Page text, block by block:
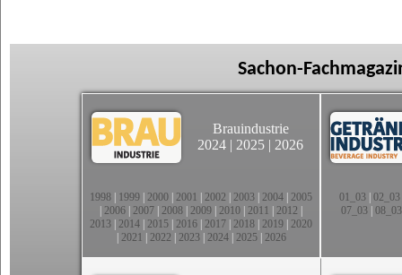
Sachon-
Brauindustrie
2024 | 2025 | 2026
1998 1999 2000 2001 2002 2003 2004 2005
2006 2007 2008 2009 2010 2011 2012
2013 2014 2015 2016 2017 2018 2019 2020
2021 2022 2023| 2024| 2025| 2026
01_03| 02_03
07_03 08_03